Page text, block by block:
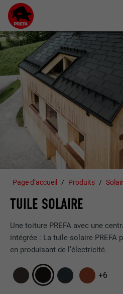
Page d’accueil Produits
TUILE SOLAIRE
Une toiture PREFA avec une
intégrée : La tuile solaire PREFA
en produisant de l’électricité.
+6